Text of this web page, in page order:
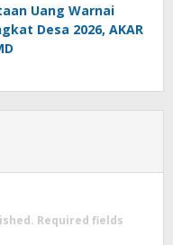
Uang Warnai
Desa 2026, AKAR
Required fields